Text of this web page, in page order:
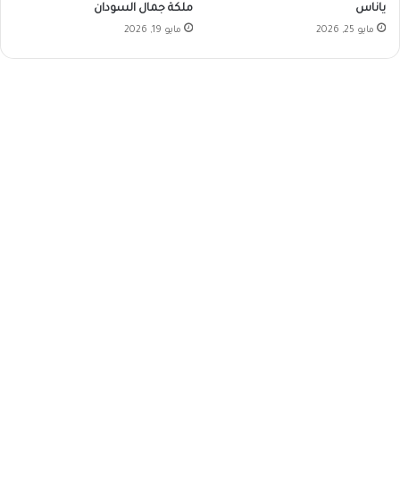
ياناس
مايو 25, 2026
ملكة جمال السودان
مايو 19, 2026